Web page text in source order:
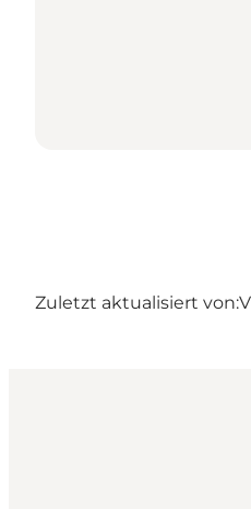
Zuletzt aktualisiert von: